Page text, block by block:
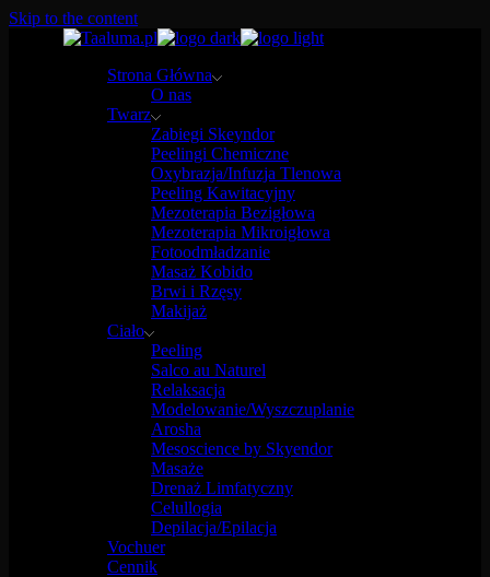
Skip to the content
Strona Główna
O nas
Twarz
Zabiegi Skeyndor
Peelingi Chemiczne
Oxybrazja/Infuzja Tlenowa
Peeling Kawitacyjny
Mezoterapia Bezigłowa
Mezoterapia Mikroigłowa
Fotoodmładzanie
Masaż Kobido
Brwi i Rzęsy
Makijaż
Ciało
Peeling
Salco au Naturel
Relaksacja
Modelowanie/Wyszczuplanie
Arosha
Mesoscience by Skyendor
Masaże
Drenaż Limfatyczny
Celullogia
Depilacja/Epilacja
Vochuer
Cennik